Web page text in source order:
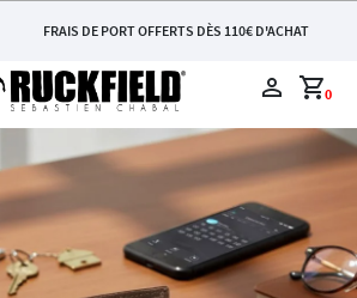
FRAIS DE PORT OFFERTS DÈS 110€ D'ACHAT
perm_identity 0
shopping_cart